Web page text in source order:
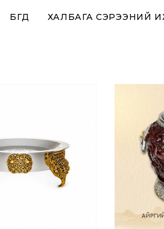
БҮГД ХАЛБАГА СЭРЭЭНИЙ